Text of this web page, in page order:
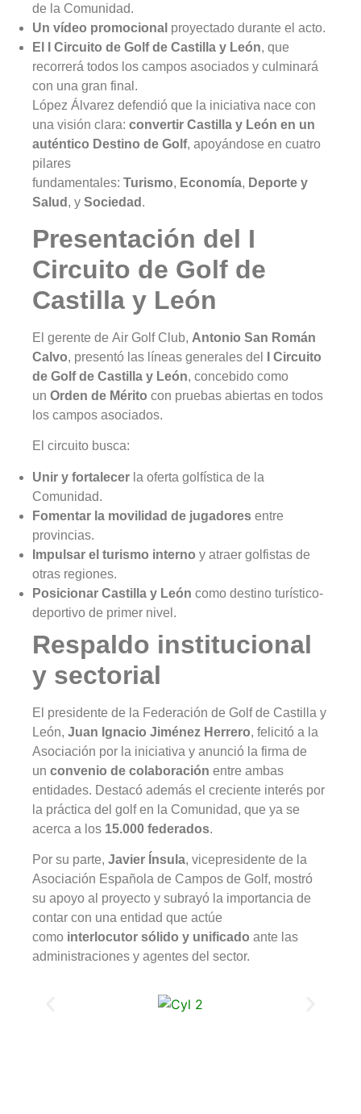
de la Comunidad.
Un vídeo promocional proyectado durante el acto.
El I Circuito de Golf de Castilla y León, que
recorrerá todos los campos asociados y culminará
con una gran final.
López Álvarez defendió que la iniciativa nace con
una visión clara: convertir Castilla y León en un
auténtico Destino de Golf, apoyándose en cuatro
pilares
fundamentales: Turismo, Economía, Deporte y
Salud , y Sociedad .
Presentación del I
Circuito de Golf de
Castilla y León
El gerente de Air Golf Club, Antonio San Román
Calvo, presentó las líneas generales del
I Circuito
de Golf de Castilla y León, concebido como
un Orden de Mérito con pruebas abiertas en todos
los campos asociados.
El circuito busca:
Unir y fortalecer la oferta golfística de la
Comunidad.
Fomentar la movilidad de jugadores entre
provincias.
Impulsar el turismo interno y atraer golfistas de
otras regiones.
Posicionar Castilla y León como destino turístico-
deportivo de primer nivel.
Respaldo institucional
y sectorial
El presidente de la Federación de Golf de Castilla y
León, Juan Ignacio Jiménez Herrero, felicitó a la
Asociación por la iniciativa y anunció la firma de
un convenio de colaboración entre ambas
entidades. Destacó además el creciente interés por
la práctica del golf en la Comunidad, que ya se
acerca a los 15.000 federados.
Por su parte, Javier Ínsula, vicepresidente de la
Asociación Española de Campos de Golf, mostró
su apoyo al proyecto y subrayó la importancia de
contar con una entidad que actúe
como interlocutor sólido y unificado ante las
administraciones y agentes del sector.